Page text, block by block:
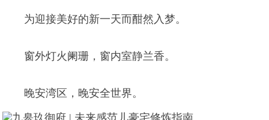
为迎接美好的新一天而酣然入梦。
窗外灯火阑珊，窗内室静兰香。
晚安湾区，晚安全世界。